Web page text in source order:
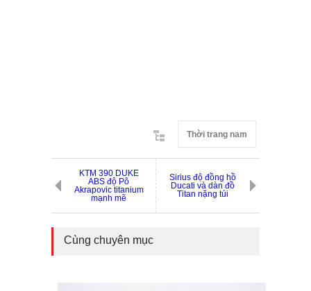
Thời trang nam
KTM 390 DUKE
ABS độ Pô
Akrapovic titanium
mạnh mẽ
Sirius độ đồng hồ
Ducati và dàn đồ
Titan nặng túi
Cùng chuyên mục